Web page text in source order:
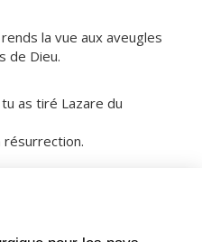
la vue aux aveugles
de Dieu.
as tiré Lazare du
résurrection.